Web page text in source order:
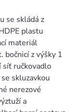
se skládá z
plastu
materiál
bočnicí z výšky 1
síť ručkovadlo
skluzavkou
nerezové
a